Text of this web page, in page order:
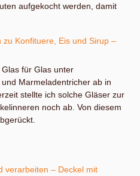
aufgekocht werden, damit
für Glas unter
Marmeladentricher ab in
stellte ich solche Gläser zur
noch ab. Von diesem